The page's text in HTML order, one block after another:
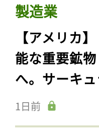
製造業
【アメリカ
能な重要鉱
へ。サーキ
1日前